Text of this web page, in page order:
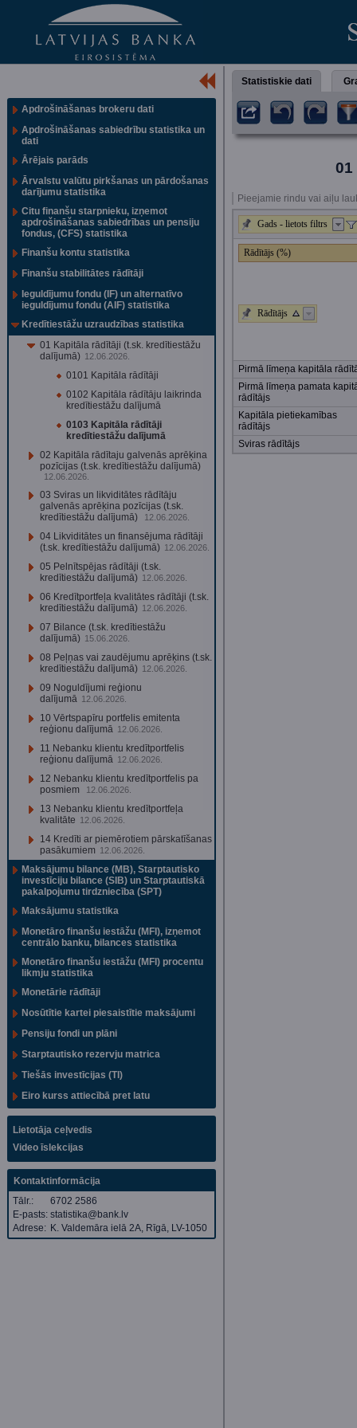
Apdrošināšanas brokeru dati
Apdrošināšanas sabiedrību statistika un
dati
Ārējais parāds
Ārvalstu valūtu pirkšanas un pārdošanas
darījumu statistika
Citu finanšu starpnieku, izņemot
apdrošināšanas sabiedrības un pensiju
fondus, (CFS) statistika
Finanšu kontu statistika
Finanšu stabilitātes rādītāji
Ieguldījumu fondu (IF) un alternatīvo
ieguldījumu fondu (AIF) statistika
Kredītiestāžu uzraudzības statistika
01 Kapitāla rādītāji (t.sk. kredītiestāžu
dalījumā) 12.06.2026.
0101 Kapitāla rādītāji
0102 Kapitāla rādītāju laikrinda
kredītiestāžu dalījumā
0103 Kapitāla rādītāji
kredītiestāžu dalījumā
02 Kapitāla rādītaju galvenās aprēķina
pozīcijas (t.sk. kredītiestāžu dalījumā)
12.06.2026.
03 Sviras un likviditātes rādītāju
galvenās aprēķina pozīcijas (t.sk.
kredītiestāžu dalījumā)
12.06.2026.
04 Likviditātes un finansējuma rādītāji
(t.sk. kredītiestāžu dalījumā) 12.06.2026.
05 Pelnītspējas rādītāji (t.sk.
kredītiestāžu dalījumā) 12.06.2026.
06 Kredītportfeļa kvalitātes rādītāji (t.sk.
kredītiestāžu dalījumā) 12.06.2026.
07 Bilance (t.sk. kredītiestāžu
dalījumā) 15.06.2026.
08 Peļņas vai zaudējumu aprēķins (t.sk.
kredītiestāžu dalījumā) 12.06.2026.
09 Noguldījumi reģionu
dalījumā 12.06.2026.
10 Vērtspapīru portfelis emitenta
reģionu dalījumā 12.06.2026.
11 Nebanku klientu kredītportfelis
reģionu dalījumā 12.06.2026.
12 Nebanku klientu kredītportfelis pa
posmiem
12.06.2026.
13 Nebanku klientu kredītportfeļa
kvalitāte 12.06.2026.
14 Kredīti ar piemērotiem pārskatīšanas
pasākumiem 12.06.2026.
Maksājumu bilance (MB), Starptautisko
investīciju bilance (SIB) un Starptautiskā
pakalpojumu tirdzniecība (SPT)
Maksājumu statistika
Monetāro finanšu iestāžu (MFI), izņemot
centrālo banku, bilances statistika
Monetāro finanšu iestāžu (MFI) procentu
likmju statistika
Monetārie rādītāji
Nosūtītie kartei piesaistītie maksājumi
Pensiju fondi un plāni
Starptautisko rezervju matrica
Tiešās investīcijas (TI)
Eiro kurss attiecībā pret latu
Lietotāja ceļvedis
Video īslekcijas
Kontaktinformācija
Tālr.:
6702 2586
E-pasts: statistika@bank.lv
Adrese: K. Valdemāra ielā 2A, Rīgā, LV-1050
Statistiskie dati
01
Pieejamie rindu vai aiļu
Gads - lietots filtrs
Rādītājs (%)
Rādītājs
Pirmā līmeņa kapitāla
Pirmā līmeņa pamata
rādītājs
Kapitāla pietiekamības
rādītājs
Sviras rādītājs